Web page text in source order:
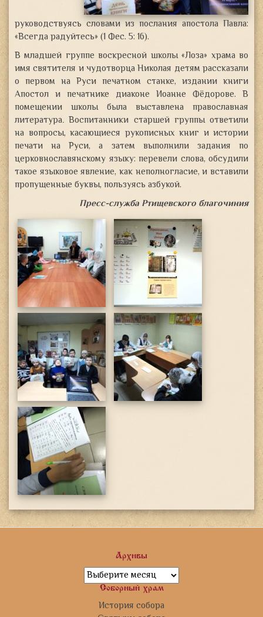
руководствуясь словами из послания апостола Павла:
«Всегда радуйтесь» (1 Фес. 5: 16).
В младшей группе воскресной школы «Лоза» храма во
имя святителя и чудотворца Николая детям рассказали
о первом на Руси печатном станке, издании книги
Апостол и печатнике диаконе Иоанне Фёдорове. В
помещении школы была выставлена православная
литература. Воспитанники старшей группы ответили
на вопросы, касающиеся рукописных книг и истории
печати на Руси, а затем выполнили задания по
церковнославянскому языку: перевели слова, обсудили
такое языковое явление, как неполногласие, и вставили
пропущенные буквы, пользуясь азбукой.
Пресс-служба Ртищевского благочиния
Архивы
Архивы
Соборный храм
История собора